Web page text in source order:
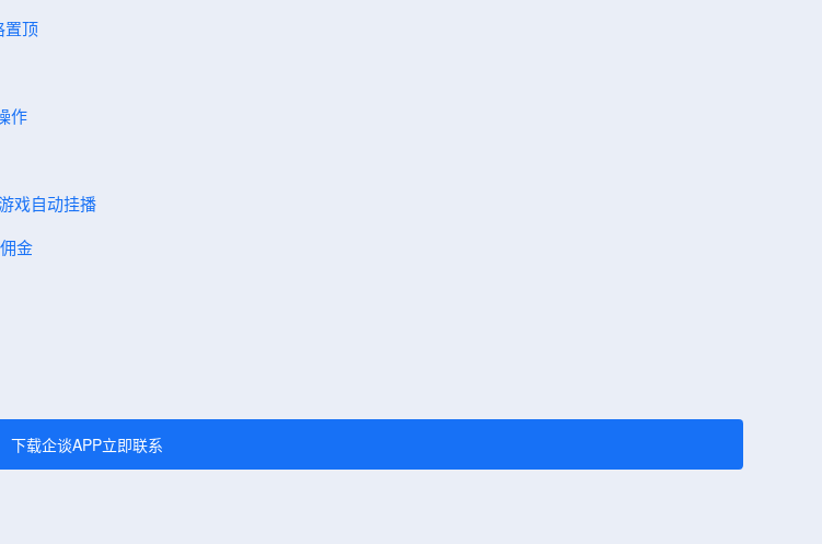
置顶
作
戏自动挂播
金
下载企谈APP立即联系